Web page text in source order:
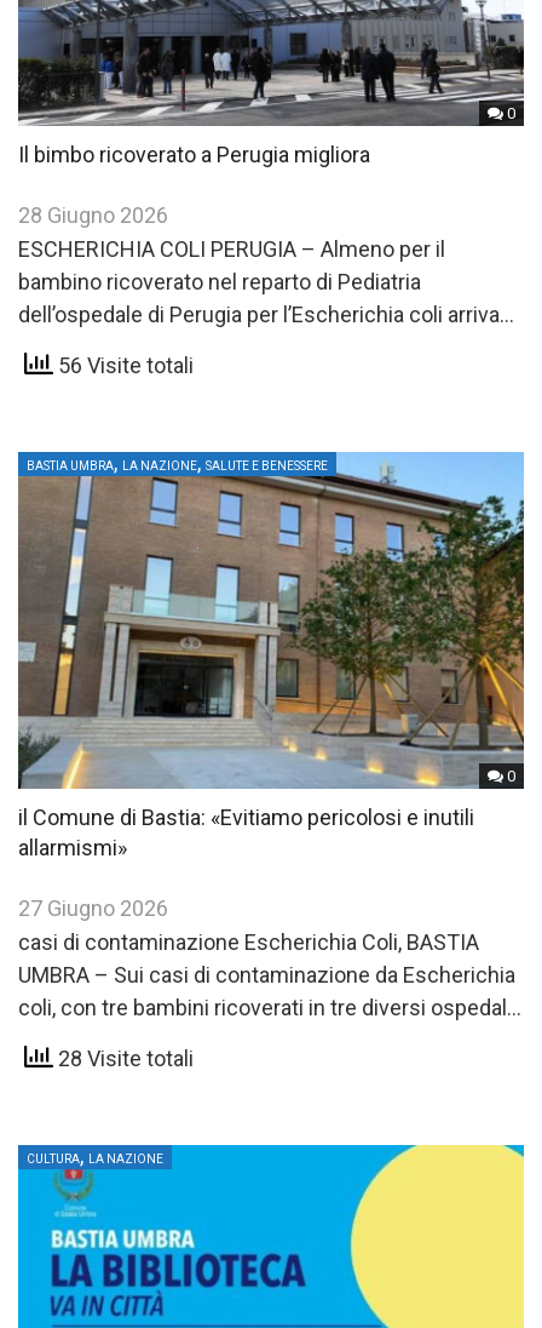
0
Il bimbo ricoverato a Perugia migliora
28 Giugno 2026
ESCHERICHIA COLI PERUGIA – Almeno per il
bambino ricoverato nel reparto di Pediatria
dell’ospedale di Perugia per l’Escherichia coli arrivano
notizie più rassicuranti: le sue…
56 Visite totali
0
BASTIA UMBRA, LA NAZIONE, SALUTE E BENESSERE
il Comune di Bastia: «Evitiamo pericolosi e inutili
allarmismi»
27 Giugno 2026
casi di contaminazione Escherichia Coli, BASTIA
UMBRA – Sui casi di contaminazione da Escherichia
coli, con tre bambini ricoverati in tre diversi ospedali
a Firenze,Roma…
28 Visite totali
CULTURA, LA NAZIONE